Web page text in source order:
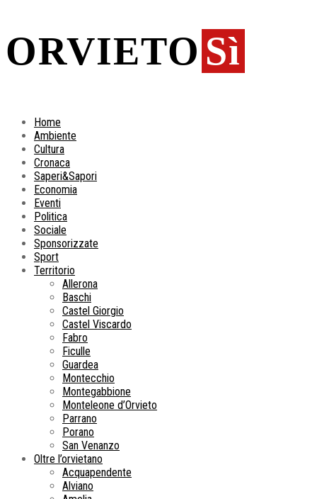
ORVIETO Sì
Home
Ambiente
Cultura
Cronaca
Saperi&Sapori
Economia
Eventi
Politica
Sociale
Sponsorizzate
Sport
Territorio
Allerona
Baschi
Castel Giorgio
Castel Viscardo
Fabro
Ficulle
Guardea
Montecchio
Montegabbione
Monteleone d’Orvieto
Parrano
Porano
San Venanzo
Oltre l’orvietano
Acquapendente
Alviano